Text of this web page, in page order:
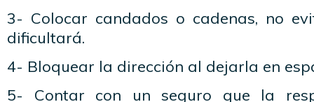
3- Colocar candados o cadenas, no
dificultará.
4- Bloquear la dirección al dejarla en
5- Contar con un seguro que la